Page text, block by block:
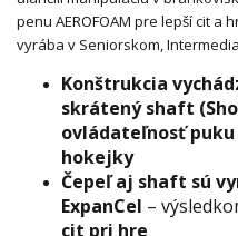
penu AEROFOAM pre lepší cit a
vyrába v Seniorskom,
Konštrukcia
skrátený shaft
ovládateľnosť puku
hokejky
Čepeľ aj shaft sú
ExpanCel –
cit pri hre